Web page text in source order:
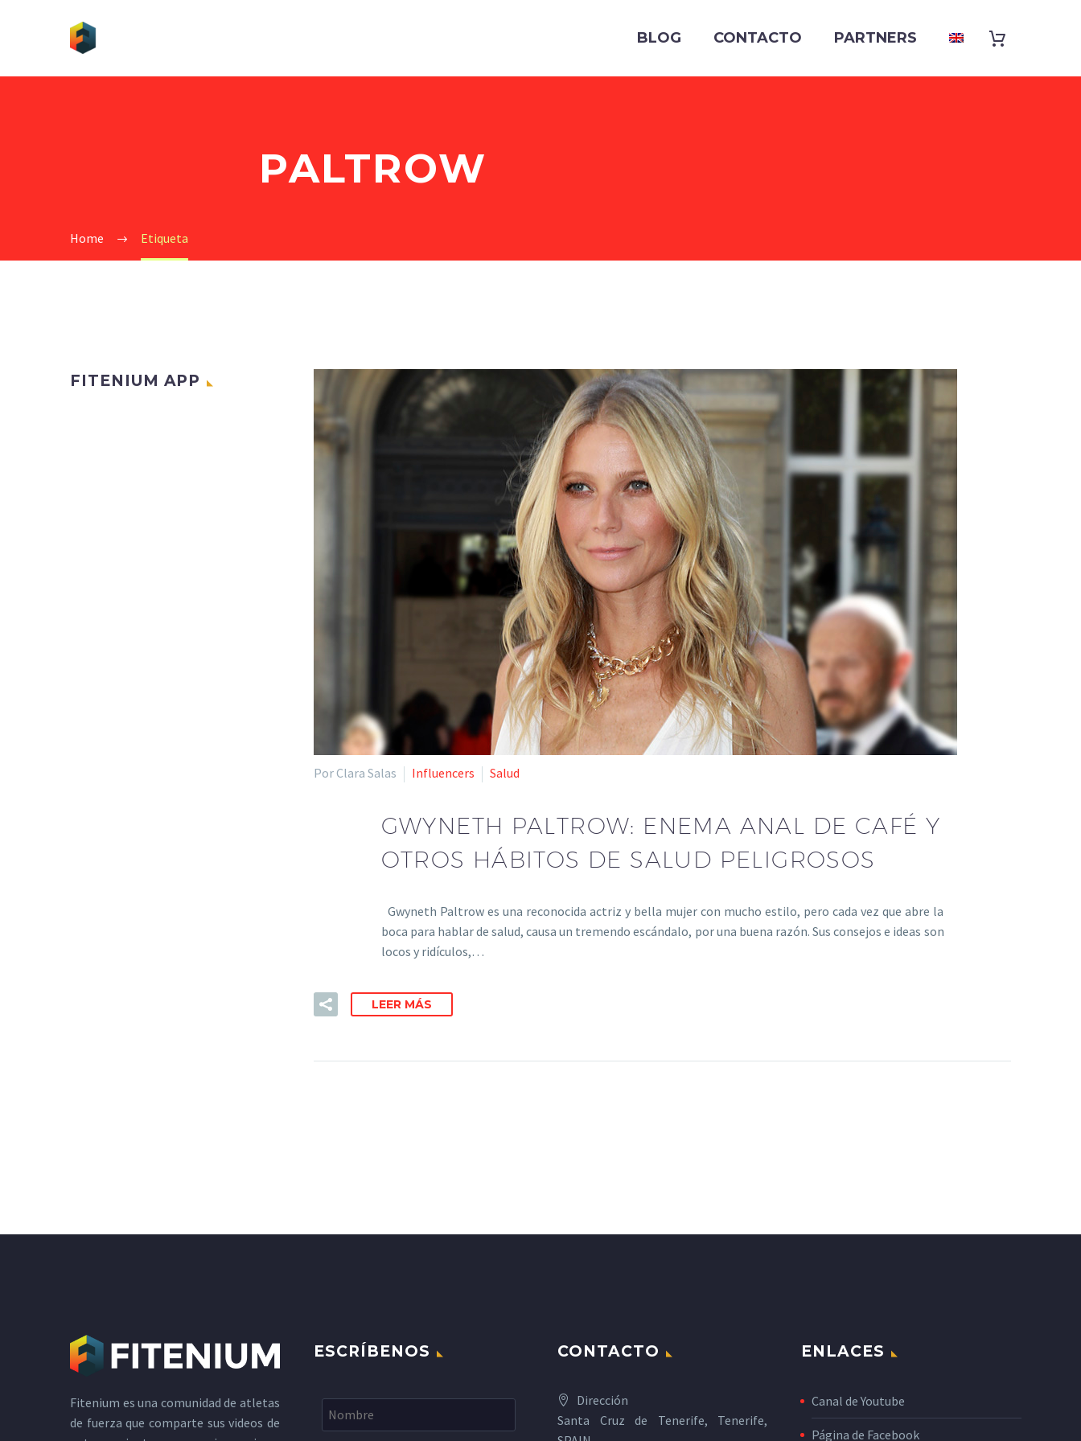
BLOG CONTACTO PARTNERS
PALTROW
Home Etiqueta
Por Clara Salas Influencers Salud
GWYNETH PALTROW: ENEMA ANAL DE CAFÉ Y
OTROS HÁBITOS DE SALUD PELIGROSOS
Gwyneth Paltrow es una reconocida actriz y bella mujer con mucho estilo, pero cada vez que abre la
boca para hablar de salud, causa un tremendo escándalo, por una buena razón. Sus consejos e ideas son
locos y ridículos,…
LEER MÁS
FITENIUM APP
Fitenium es una comunidad de atletas
de fuerza que comparte sus videos de
ESCRÍBENOS CONTACTO
Dirección
Santa Cruz de Tenerife, Tenerife,
ENLACES
Canal de Youtube
Página de Facebook